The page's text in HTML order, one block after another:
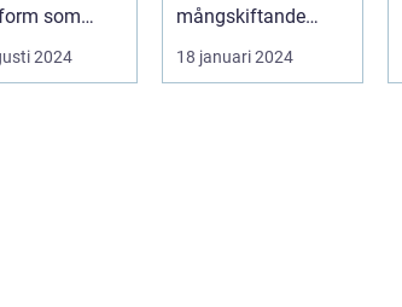
som
tide...2024
mångskiftande
konstform som
härstammar från
18 januari 2024